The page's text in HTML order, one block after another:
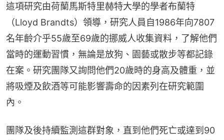
這項研究由荷蘭馬斯特里赫特大學的學者布蘭特
（Lloyd Brandts）領導，研究人員自1986年向7807
名年齡介乎55歲至69歲的挪威人收集資料，了解他們
當時的運動習慣，無論是放狗、園藝或散步等都記錄
在案。研究團隊又詢問他們20歲時的身高及體重，並
將吸煙及飲酒等可能影響壽命的因素列在研究範圍
內。
團隊及後持續監測這群對象，直到他們死亡或達到90